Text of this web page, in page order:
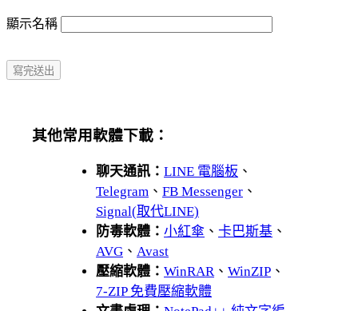
顯示名稱
其他常用軟體下載：
聊天通訊： LINE 電腦板 、
Telegram 、 FB Messenger 、
Signal(取代LINE)
防毒軟體： 小紅傘 、 卡巴斯基 、
AVG 、 Avast
壓縮軟體： WinRAR 、 WinZIP 、
7-ZIP 免費壓縮軟體